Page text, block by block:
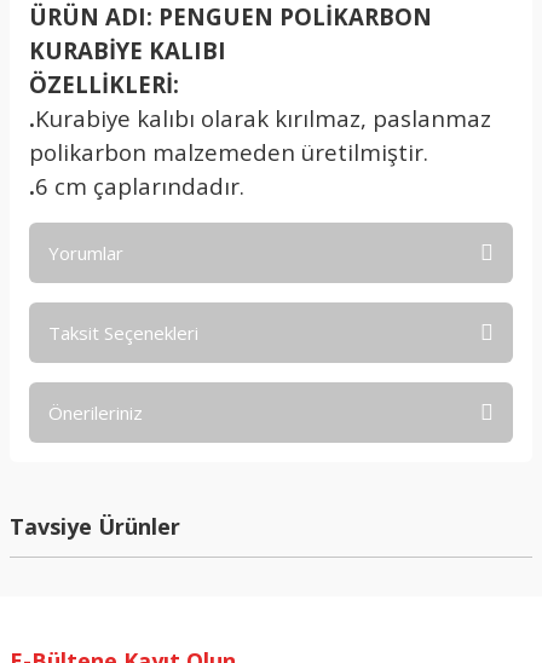
ÜRÜN ADI: PENGUEN POLİKARBON
KURABİYE KALIBI
ÖZELLİKLERİ:
.Kurabiye kalıbı olarak kırılmaz, paslanmaz
polikarbon malzemeden üretilmiştir.
.6 cm çaplarındadır.
Yorumlar
Taksit Seçenekleri
Önerileriniz
kullanarak tarafımıza iletebilirsiniz.
Görüş ve önerileriniz için teşekkür ederiz.
Tavsiye Ürünler